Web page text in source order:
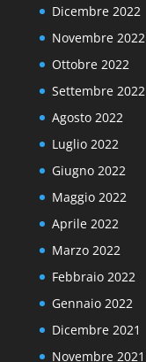
Dicembre 2022
Novembre 2022
Ottobre 2022
Settembre 2022
Agosto 2022
Luglio 2022
Giugno 2022
Maggio 2022
Aprile 2022
Marzo 2022
Febbraio 2022
Gennaio 2022
Dicembre 2021
Novembre 2021